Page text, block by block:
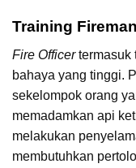
Training
Fire Officertermasuk
bahaya yang tinggi.
sekelompok orang
memadamkan api
melakukan
membutuhkan